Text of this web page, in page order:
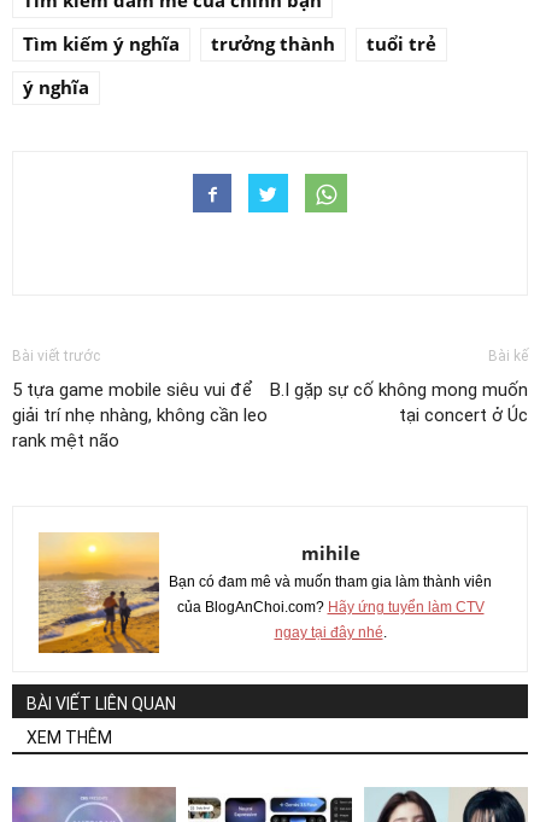
Tìm kiếm ý nghĩa
trưởng thành
tuổi trẻ
ý nghĩa
Bài viết trước
5 tựa game mobile siêu vui để
giải trí nhẹ nhàng, không cần leo
rank mệt não
Bài kế
B.I gặp sự cố không mong muốn
tại concert ở Úc
mihile
Bạn có đam mê và muốn tham gia làm thành viên
của BlogAnChoi.com? Hãy ứng tuyển làm CTV
ngay tại đây nhé.
BÀI VIẾT LIÊN QUAN
XEM THÊM